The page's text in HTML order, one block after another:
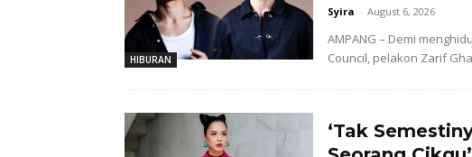
HIBURAN
Syira - August 6, 2026
AMPANG – Demi
Council, pelakon Zarif
‘Tak